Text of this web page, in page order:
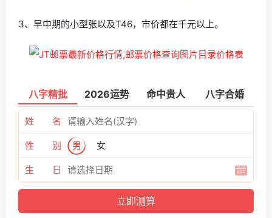
3、早中期的小型张以及T46，市价都在千元以上。
八字精批 2026运势 命中贵人 八字合婚
姓 名
性 别 男 女
生 日